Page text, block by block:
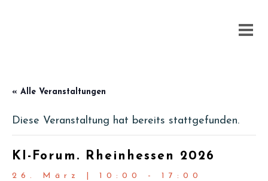
« Alle Veranstaltungen
Diese Veranstaltung hat bereits stattgefunden.
KI-Forum. Rheinhessen 2026
26. März | 10:00 - 17:00